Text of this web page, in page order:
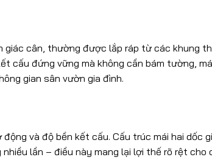
cân, thường được lắp ráp từ các khung
cấu đứng vững mà không cần bám tường,
gian sân vườn gia đình.
và độ bền kết cấu. Cấu trúc mái hai
lần – điều này mang lại lợi thế rõ rệt